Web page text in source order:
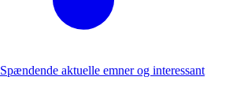
Spændende aktuelle emner og interessant